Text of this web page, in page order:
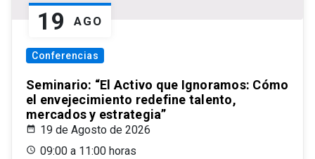
19 AGO
Conferencias
Seminario: “El Activo que Ignoramos: Cómo
el envejecimiento redefine talento,
mercados y estrategia”
19 de Agosto de 2026
09:00 a 11:00 horas